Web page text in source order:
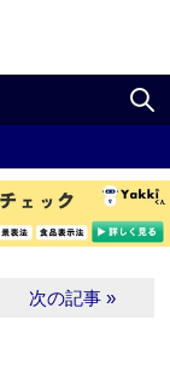
次の記事 »